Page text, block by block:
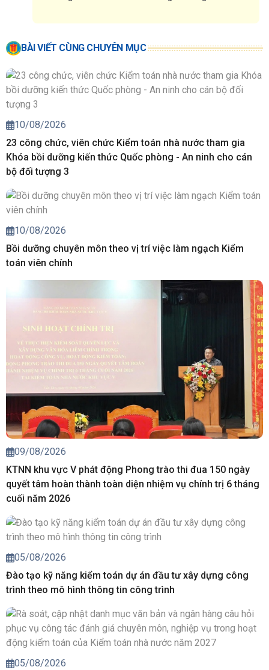
BÀI VIẾT CÙNG CHUYÊN MỤC
10/08/2026
23 công chức, viên chức Kiểm toán nhà nước tham gia
Khóa bồi dưỡng kiến thức Quốc phòng - An ninh cho cán
bộ đối tượng 3
10/08/2026
Bồi dưỡng chuyên môn theo vị trí việc làm ngạch Kiểm
toán viên chính
09/08/2026
KTNN khu vực V phát động Phong trào thi đua 150 ngày
quyết tâm hoàn thành toàn diện nhiệm vụ chính trị 6 tháng
cuối năm 2026
05/08/2026
Đào tạo kỹ năng kiểm toán dự án đầu tư xây dựng công
trình theo mô hình thông tin công trình
05/08/2026